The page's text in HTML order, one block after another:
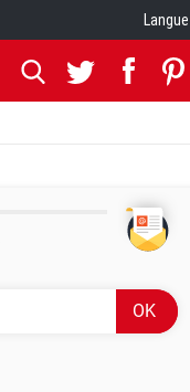
Langue